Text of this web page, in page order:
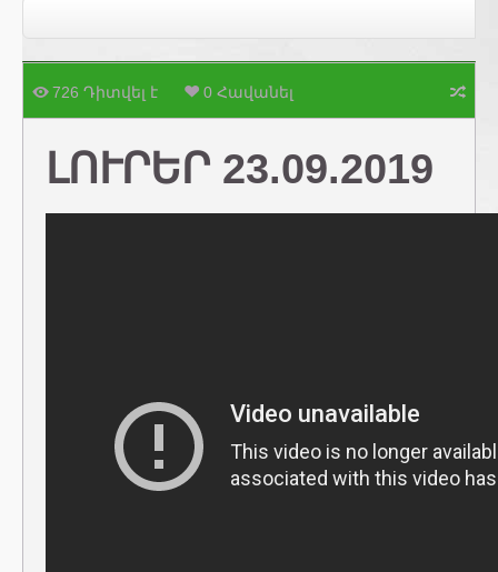
726 Դիտվել է 0 Հավանել
ԼՈՒՐԵՐ 23.09.2019